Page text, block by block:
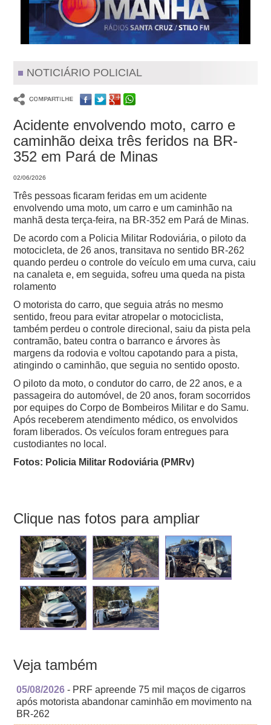
NOTICIÁRIO POLICIAL
Acidente envolvendo moto, carro e
caminhão deixa três feridos na BR-
352 em Pará de Minas
02/06/2026
Três pessoas ficaram feridas em um acidente
envolvendo uma moto, um carro e um caminhão na
manhã desta terça-feira, na BR-352 em Pará de Minas.
De acordo com a Policia Militar Rodoviária, o piloto da
motocicleta, de 26 anos, transitava no sentido BR-262
quando perdeu o controle do veículo em uma curva, caiu
na canaleta e, em seguida, sofreu uma queda na pista
rolamento
O motorista do carro, que seguia atrás no mesmo
sentido, freou para evitar atropelar o motociclista,
também perdeu o controle direcional, saiu da pista pela
contramão, bateu contra o barranco e árvores às
margens da rodovia e voltou capotando para a pista,
atingindo o caminhão, que seguia no sentido oposto.
O piloto da moto, o condutor do carro, de 22 anos, e a
passageira do automóvel, de 20 anos, foram socorridos
por equipes do Corpo de Bombeiros Militar e do Samu.
Após receberem atendimento médico, os envolvidos
foram liberados. Os veículos foram entregues para
custodiantes no local.
Fotos: Policia Militar Rodoviária (PMRv)
Clique nas fotos para ampliar
Veja também
05/08/2026 - PRF apreende 75 mil maços de cigarros
após motorista abandonar caminhão em movimento na
BR-262